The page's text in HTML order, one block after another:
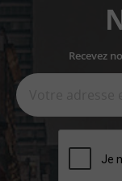
Recevez